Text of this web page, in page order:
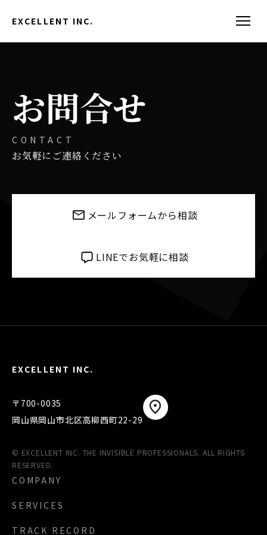
EXCELLENT INC.
お問合せ
CONTACT
お気軽にご連絡ください
メールフォームから相談
LINEでお気軽に相談
EXCELLENT INC.
〒700-0035
岡山県岡山市北区高柳西町22-29
© EXCELLENT INC. THE INVISIBLE PROFESSIONALS. ALL RIGHTS
RESERVED.
COMPANY
SERVICES
TRACK RECORD